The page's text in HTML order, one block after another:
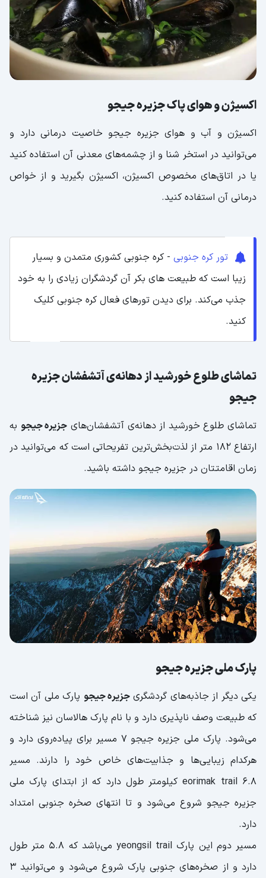
اکسیژن و هوای پاک جزیره جیجو
اکسیژن و آب و هوای جزیره جیجو خاصیت درمانی دارد و
می‌توانید در استخر شنا و از چشمه‌های معدنی آن استفاده کنید
یا در اتاق‌های مخصوص اکسیژن، اکسیژن بگیرید و از خواص
درمانی آن استفاده کنید.
تور کره جنوبی - کره جنوبی کشوری متمدن و بسیار
زیبا است که طبیعت های بکر آن گردشگران زیادی را به خود
جذب می‌کند. برای دیدن تورهای فعال کره جنوبی کلیک
کنید.
تماشای طلوع خورشید از دهانه‌ی آتشفشان جزیره
جیجو
تماشای طلوع خورشید از دهانه‌ی آتشفشان‌های جزیره جیجو به
ارتفاع 182 متر از لذت‌بخش‌ترین تفریحاتی است که می‌توانید در
زمان اقامتتان در جزیره جیجو داشته باشید.
پارک ملی جزیره جیجو
یکی دیگر از جاذبه‌های گردشگری جزیره جیجو پارک ملی آن است
که طبیعت وصف ناپذیری دارد و با نام پارک هالاسان نیز شناخته
می‌شود. پارک ملی جزیره جیجو 7 مسیر برای پیاده‌روی دارد و
هرکدام زیبایی‌ها و جذابیت‌های خاص خود را دارند. مسیر
eorimak trail 6.8 کیلومتر طول دارد که از ابتدای پارک ملی
جزیره جیجو شروع می‌شود و تا انتهای صخره جنوبی امتداد
دارد.
مسیر دوم این پارک yeongsil trail می‌باشد که 5.8 متر طول
دارد و از صخره‌های جنوبی پارک شروع می‌شود و می‌توانید 3